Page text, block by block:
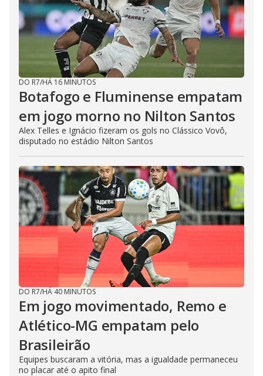
DO R7/HÁ 16 MINUTOS
Botafogo e Fluminense empatam
em jogo morno no Nilton Santos
Alex Telles e Ignácio fizeram os gols no Clássico Vovô,
disputado no estádio Nilton Santos
DO R7/HÁ 40 MINUTOS
Em jogo movimentado, Remo e
Atlético-MG empatam pelo
Brasileirão
Equipes buscaram a vitória, mas a igualdade permaneceu
no placar até o apito final